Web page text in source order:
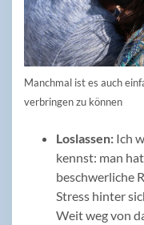
Manchmal ist es auch
verbringen zu können
Loslassen: Ich
kennst: man
beschwerliche
Stress hinter
Weit weg von